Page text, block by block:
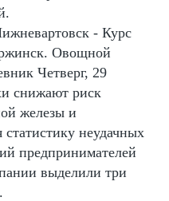
- Курс
Овощной
Четверг, 29
снижают риск
железы и
неудачных
предпринимателей
выделили три